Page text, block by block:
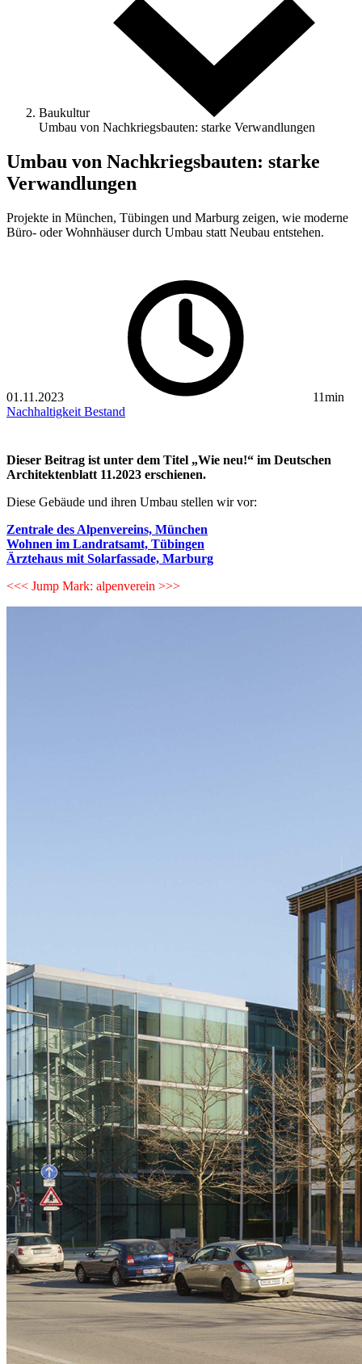
Baukultur
Umbau von Nachkriegsbauten: starke Verwandlungen
Umbau von Nachkriegsbauten: starke
Verwandlungen
Projekte in München, Tübingen und Marburg zeigen, wie moderne
Büro- oder Wohnhäuser durch Umbau statt Neubau entstehen.
01.11.2023
11min
Nachhaltigkeit Bestand
Dieser Beitrag ist unter dem Titel „Wie neu!“ im Deutschen
Architektenblatt 11.2023 erschienen.
Diese Gebäude und ihren Umbau stellen wir vor:
Zentrale des Alpenvereins, München
Wohnen im Landratsamt, Tübingen
Ärztehaus mit Solarfassade, Marburg
<<< Jump Mark: alpenverein >>>